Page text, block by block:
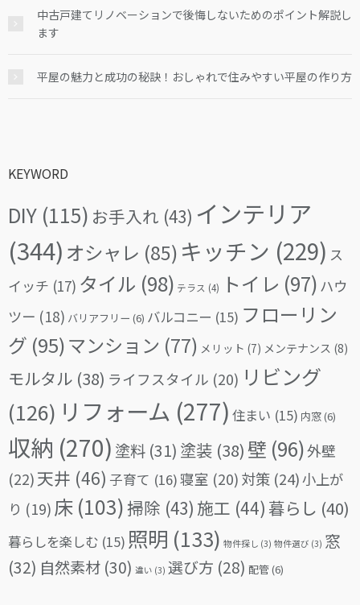
中古戸建てリノベーションで後悔しないためのポイント解説し
ます
平屋の魅力と成功の秘訣！おしゃれで住みやすい平屋の作り方
KEYWORD
DIY (115) お手入れ (43) インテリア
(344) オシャレ (85) キッチン (229) ス
イッチ (17) タイル (98) テラス (4) トイレ (97) ハウ
ツー (18) バリアフリー (6) バルコニー (15) フローリン
グ (95)マンション (77) メリット (7) メンテナンス (8)
モルタル (38) ライフスタイル (20) リビング
(126) リフォーム (277) 住まい (15) 内窓(6)
収納 (270) 塗料 (31) 塗装 (38) 壁 (96)外壁
(22)天井 (46) 子育て (16)寝室 (20) 対策 (24)小上が
り (19) 床 (103)掃除 (43) 施工 (44) 暮らし (40)
暮らしを楽しむ (15) 照明 (133) 物件探し (3) 物件選び (3) 窓
(32) 自然素材 (30) 違い (3) 選び方 (28) 配管(6)